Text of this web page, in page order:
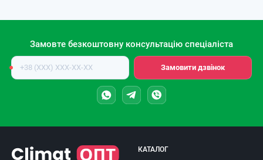
Замовте безкоштовну консультацію спеціаліста
Номер
телефону
Замовити дзвінок
КАТАЛОГ